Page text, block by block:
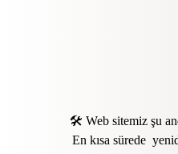
🛠️ Web sitemiz şu
En kısa sürede